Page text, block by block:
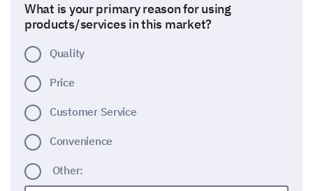
What is your primary reason for using
products/services in this market?
Quality
Price
Customer Service
Convenience
Other: